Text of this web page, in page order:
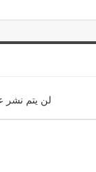
لن يتم نشر